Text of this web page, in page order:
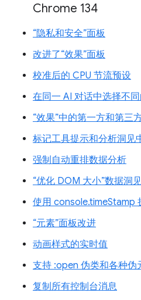
Chrome 134
“隐私和安全”面板
改进了“效果”面板
校准后的 CPU 节流预设
在同一 AI 对话中选择不
“效果”中的第一方和第三
标记工具提示和分析洞见
强制自动重排数据分析
“优化 DOM 大小”数据洞
使用 console.timeStamp
“元素”面板改进
动画样式的实时值
支持 :open 伪类和各种伪
复制所有控制台消息